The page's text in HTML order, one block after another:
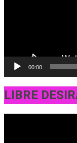
00:00
LIBRE